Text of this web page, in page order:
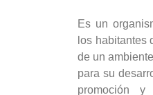
Es un
los habitantes
de un
para su
promoción